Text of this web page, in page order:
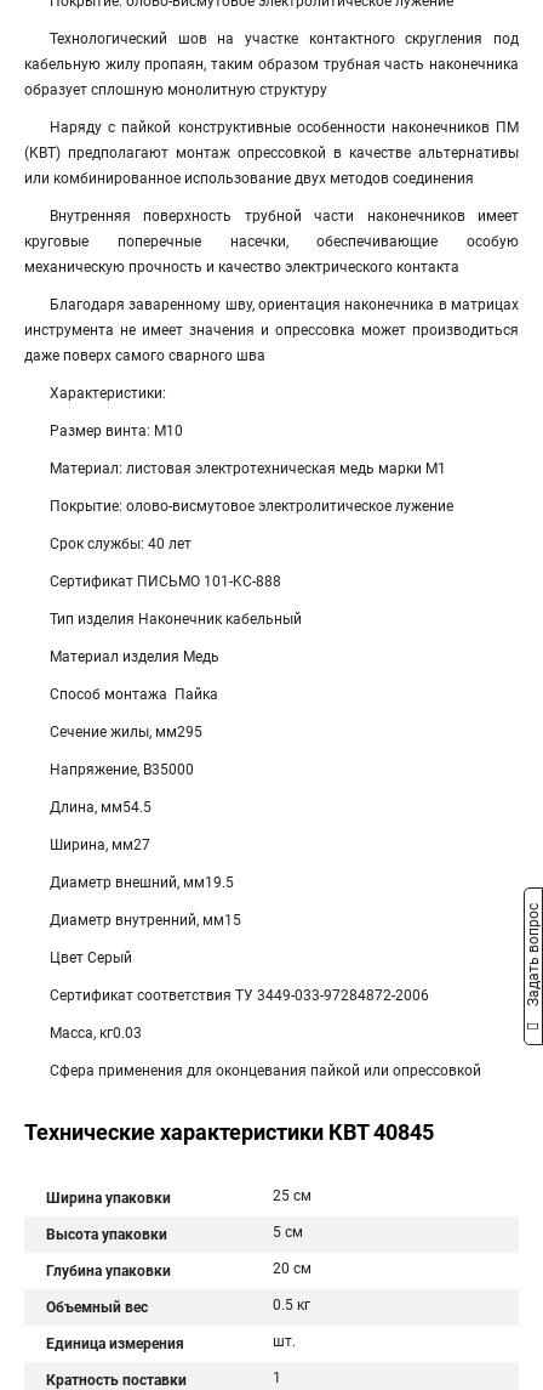
Технологический шов на участке контактного скругления под
кабельную жилу пропаян, таким образом трубная часть наконечника
образует сплошную монолитную структуру
Наряду с пайкой конструктивные особенности наконечников ПМ
(КВТ) предполагают монтаж опрессовкой в качестве альтернативы
или комбинированное использование двух методов соединения
Внутренняя поверхность трубной части наконечников имеет
круговые поперечные насечки, обеспечивающие особую
механическую прочность и качество электрического контакта
Благодаря заваренному шву, ориентация наконечника в матрицах
инструмента не имеет значения и опрессовка может производиться
даже поверх самого сварного шва
Характеристики:
Размер винта: М10
Материал: листовая электротехническая медь марки М1
Покрытие: олово-висмутовое электролитическое лужение
Срок службы: 40 лет
Сертификат ПИСЬМО 101-KC-888
Тип изделия Наконечник кабельный
Материал изделия Медь
Способ монтажа Пайка
Сечение жилы, мм295
Напряжение, В35000
Длина, мм54.5
Ширина, мм27
Диаметр внешний, мм19.5
Диаметр внутренний, мм15
Цвет Серый
Сертификат соответствия ТУ 3449-033-97284872-2006
Масса, кг0.03
Сфера применения для оконцевания пайкой или опрессовкой
Технические характеристики КВТ 40845
Ширина упаковки 25 см
Высота упаковки 5 см
Глубина упаковки 20 см
Объемный вес 0.5 кг
Единица измерения шт.
Кратность поставки 1
Задать вопрос